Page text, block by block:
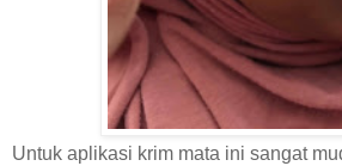
Untuk aplikasi krim mata ini sangat